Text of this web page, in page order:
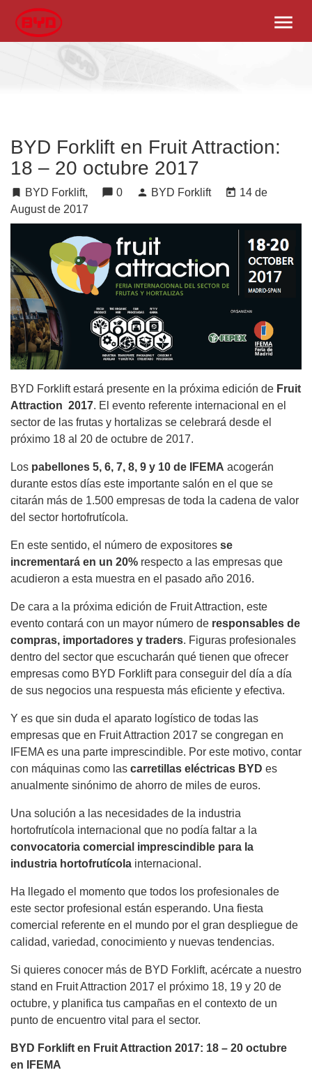
menu
BYD Forklift en Fruit Attraction:
18 – 20 octubre 2017
turned_in BYD Forklift, chat_bubble 0 person BYD Forklift today 14 de
August de 2017
BYD Forklift estará presente en la próxima edición de Fruit
Attraction 2017. El evento referente internacional en el
sector de las frutas y hortalizas se celebrará desde el
próximo 18 al 20 de octubre de 2017.
Los pabellones 5, 6, 7, 8, 9 y 10 de IFEMA acogerán
durante estos días este importante salón en el que se
citarán más de 1.500 empresas de toda la cadena de valor
del sector hortofrutícola.
En este sentido, el número de expositores se
incrementará en un 20% respecto a las empresas que
acudieron a esta muestra en el pasado año 2016.
De cara a la próxima edición de Fruit Attraction, este
evento contará con un mayor número de responsables de
compras, importadores y traders. Figuras profesionales
dentro del sector que escucharán qué tienen que ofrecer
empresas como BYD Forklift para conseguir del día a día
de sus negocios una respuesta más eficiente y efectiva.
Y es que sin duda el aparato logístico de todas las
empresas que en Fruit Attraction 2017 se congregan en
IFEMA es una parte imprescindible. Por este motivo, contar
con máquinas como las carretillas eléctricas BYD es
anualmente sinónimo de ahorro de miles de euros.
Una solución a las necesidades de la industria
hortofrutícola internacional que no podía faltar a la
convocatoria comercial imprescindible para la
industria hortofrutícola internacional.
Ha llegado el momento que todos los profesionales de
este sector profesional están esperando. Una fiesta
comercial referente en el mundo por el gran despliegue de
calidad, variedad, conocimiento y nuevas tendencias.
Si quieres conocer más de BYD Forklift, acércate a nuestro
stand en Fruit Attraction 2017 el próximo 18, 19 y 20 de
octubre, y planifica tus campañas en el contexto de un
punto de encuentro vital para el sector.
BYD Forklift en Fruit Attraction 2017: 18 – 20 octubre
en IFEMA